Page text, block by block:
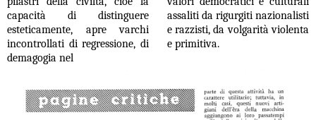
capacità di distinguere
esteticamente, apre varchi
incontrollati di regressione, di
demagogia nel
assaliti da rigurgiti nazionalisti
e razzisti, da volgarità violenta
e primitiva.